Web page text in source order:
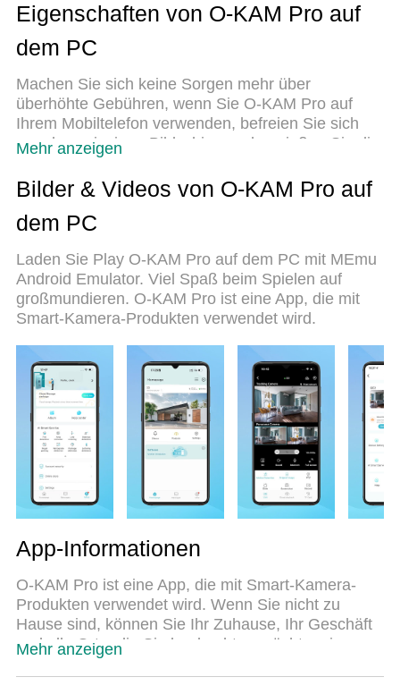
Eigenschaften von O-KAM Pro auf
dem PC
Machen Sie sich keine Sorgen mehr über
überhöhte Gebühren, wenn Sie O-KAM Pro auf
Ihrem Mobiltelefon verwenden, befreien Sie sich
von dem winzigen Bildschirm und genießen Sie die
Nutzung der App auf einem viel größeren Display.
Von nun an können Sie Ihre App mit Tastatur und
Maus im Vollbildmodus nutzen. MEmu bietet Ihnen
all die überraschenden Funktionen, die Sie erwartet
Einrichtung, intuitive Steuerung, keine
Einschränkungen mehr durch Batterie, mobile
Daten und störende Anrufe. Der brandneue MEmu
9 ist die beste Wahl für die Nutzung von O-KAM
kodiert, ermöglicht der Multi-Instanz-Manager die
Eröffnung von 2 oder mehr Konten zur gleichen
Zeit. Und das Wichtigste, unsere exklusive
Emulations-Engine kann das volle Potenzial Ihres
PCs freisetzen und alles reibungslos und
angenehm gestalten.
Mehr anzeigen
Bilder & Videos von O-KAM Pro auf
dem PC
Laden Sie Play O-KAM Pro auf dem PC mit MEmu
Android Emulator. Viel Spaß beim Spielen auf
großmundieren. O-KAM Pro ist eine App, die mit
Smart-Kamera-Produkten verwendet wird.
App-Informationen
O-KAM Pro ist eine App, die mit Smart-Kamera-
Produkten verwendet wird. Wenn Sie nicht zu
Hause sind, können Sie Ihr Zuhause, Ihr Geschäft
und alle Orte, die Sie beobachten möchten, im
Auge behalten.
Mehr anzeigen